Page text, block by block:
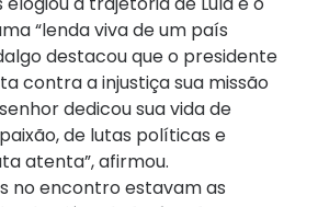
“lenda viva de um país
destacou que o presidente
contra a injustiça sua missão
dedicou sua vida de
de lutas políticas e
atenta”, afirmou.
no encontro estavam as